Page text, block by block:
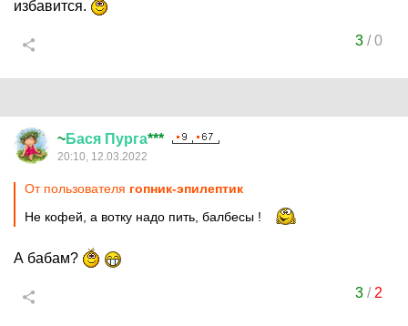
избавится.
3/0
~Бася Пурга***
20:10, 12.03.2022
От пользователя гопник-эпилептик
Не кофей, а вотку надо пить, балбесы !
А бабам?
3/ 2